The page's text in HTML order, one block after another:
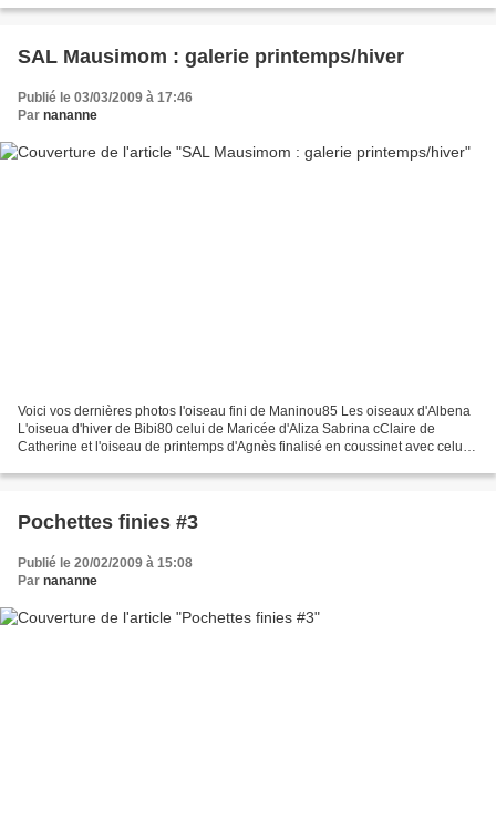
SAL Mausimom : galerie printemps/hiver
Publié le 03/03/2009 à 17:46
Par nananne
Voici vos dernières photos l'oiseau fini de Maninou85 Les oiseaux d'Albena
L'oiseua d'hiver de Bibi80 celui de Maricée d'Aliza Sabrina cClaire de
Catherine et l'oiseau de printemps d'Agnès finalisé en coussinet avec celui
Pochettes finies #3
Publié le 20/02/2009 à 15:08
Par nananne